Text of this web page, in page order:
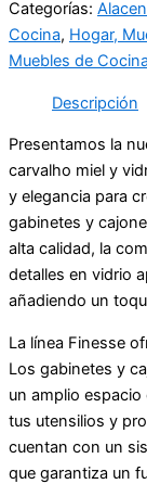
Categorías:
Cocina, Hogar,
Muebles de Cocina
Descripción
Presentamos la
carvalho miel y
y elegancia para
gabinetes y
alta calidad, la
detalles en vidrio
añadiendo un
La línea Finesse
Los gabinetes y
un amplio
tus utensilios y
cuentan con un
que garantiza un